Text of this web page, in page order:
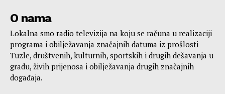
O nama
Lokalna smo radio televizija na koju se računa u realizaciji
programa i obilježavanja značajnih datuma iz prošlosti
Tuzle, društvenih, kulturnih, sportskih i drugih dešavanja u
gradu, živih prijenosa i obilježavanja drugih značajnih
događaja.